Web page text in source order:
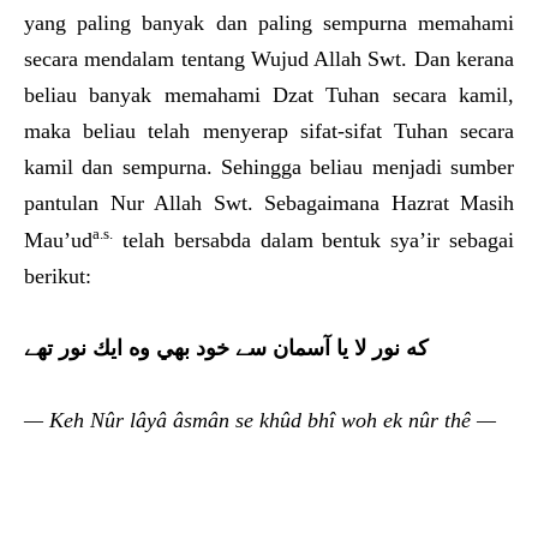
yang paling banyak dan paling sempurna memahami
secara mendalam tentang Wujud Allah Swt. Dan kerana
beliau banyak memahami Dzat Tuhan secara kamil,
maka beliau telah menyerap sifat-sifat Tuhan secara
kamil dan sempurna. Sehingga beliau menjadi sumber
pantulan Nur Allah Swt. Sebagaimana Hazrat Masih
Mau’uda.s. telah bersabda dalam bentuk sya’ir sebagai
berikut:
كه نور لا يا آسمان سے خود بهي وه ايك نور تهے
— Keh Nûr lâyâ âsmân se khûd bhî woh ek nûr thê —